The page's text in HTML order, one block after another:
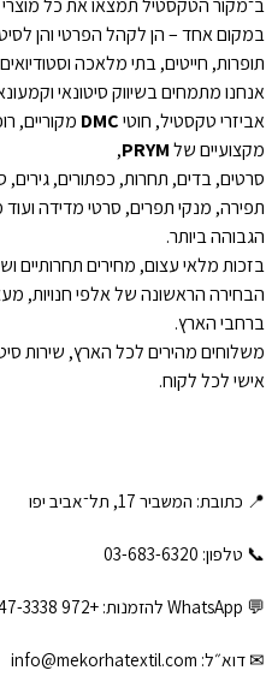
ב־מקור הטקסטיל תמצאו את כל
במקום אחד – הן לקהל הפרטי והן
תופרות, חייטים, בתי מלאכה
אנחנו מתמחים בשיווק סיטונאי
אביזרי טקסטיל, חוטיDMC מקוריים,
מקצועיים שלPRYM
,
סרטים, בדים, תחרות, כפתורים, גירים,
תפירה, מנקי תפרים, סרטי מדידה ועוד
הגבוהה ביותר.
בזכות מלאי עצום, מחירים תחרותיים
הבחירה הראשונה של אלפי חנויות,
ברחבי הארץ.
משלוחים מהירים לכל הארץ, שירות
אישי לכל לקוח.
📍 כתובת: המשביר 17, תל־אביב יפו
📞 טלפון: ‎03-683-6320
💬 WhatsApp להזמנות: +972 55-247-3338
✉ דוא״ל: info@mekorhatextil.com